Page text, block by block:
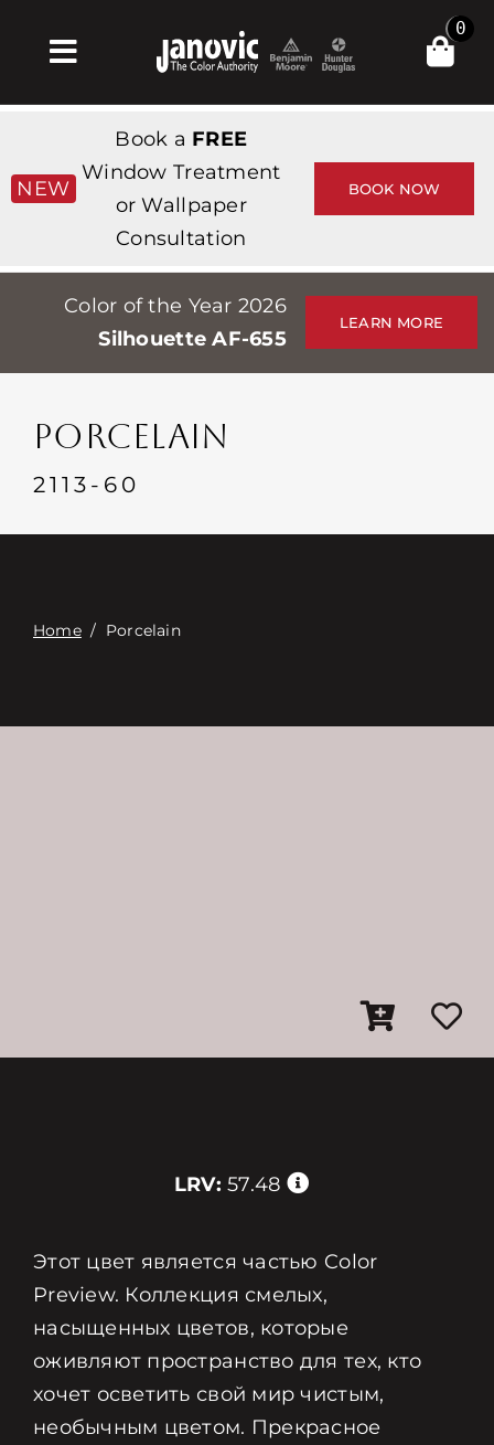
Toggle
Navigation
Products & Services
Магазин
Professionals
Stores
События
Связаться с
0
NEW
Book a FREE
Window Treatment
or Wallpaper
Consultation
BOOK NOW
Color of the Year 2026
Silhouette AF-655
LEARN MORE
PORCELAIN
2113-60
Home/ Porcelain
LRV: 57.48
Этот цвет является частью Color
Preview. Коллекция смелых,
насыщенных цветов, которые
оживляют пространство для тех, кто
хочет осветить свой мир чистым,
необычным цветом. Прекрасное